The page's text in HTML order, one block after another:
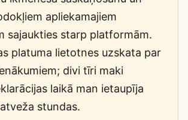
apliekamajiem
sajaukties starp platformām.
platuma lietotnes uzskata par
divi tīri maki
laikā man ietaupīja
stundas.